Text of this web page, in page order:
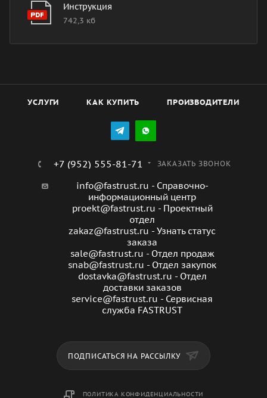
Инструкция
742,3 кб
УСЛУГИ КАК КУПИТЬ ПРОИЗВОДИТЕЛИ
+7 (952) 555-81-71 ЗАКАЗАТЬ ЗВОНОК
info@fastrust.ru - Справочно-
информационный центр
proekt@fastrust.ru - Проектный
отдел
zakaz@fastrust.ru - Узнать статус
заказа
sale@fastrust.ru - Отдел продаж
snab@fastrust.ru - Отдел закупок
dostavka@fastrust.ru - Отдел
доставки заказов
service@fastrust.ru - Сервисная
служба FASTRUST
ПОДПИСАТЬСЯ НА РАССЫЛКУ
ПОЛИТИКА КОНФИДЕНЦИАЛЬНОСТИ